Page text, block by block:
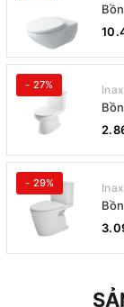
- 27% Inax
- 29% Inax